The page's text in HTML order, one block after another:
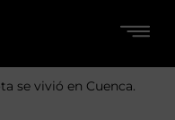
se vivió en Cuenca.